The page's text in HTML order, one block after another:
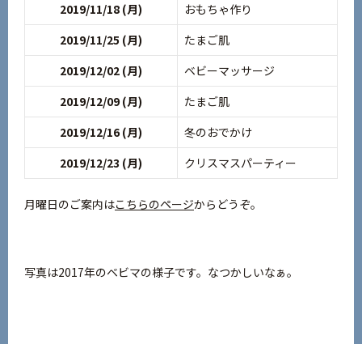
2019/11/18 (月)
おもちゃ作り
2019/11/25 (月)
たまご肌
2019/12/02 (月)
ベビーマッサージ
2019/12/09 (月)
たまご肌
2019/12/16 (月)
冬のおでかけ
2019/12/23 (月)
クリスマスパーティー
月曜日のご案内はこちらのページからどうぞ。
写真は2017年のベビマの様子です。なつかしいなぁ。